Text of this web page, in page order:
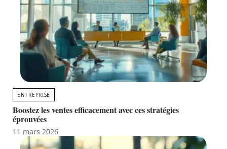
ENTREPRISE
Boostez les ventes efficacement avec ces stratégies
éprouvées
11 mars 2026